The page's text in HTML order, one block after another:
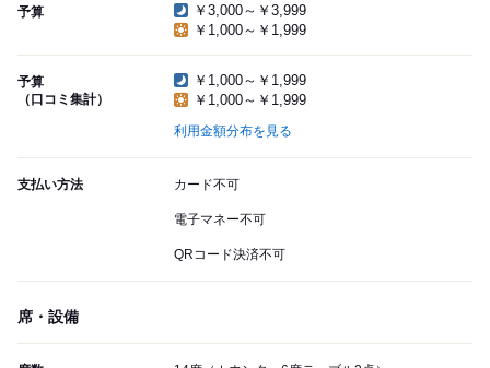
予算
￥3,000～￥3,999
￥1,000～￥1,999
予算
（口コミ集計）
￥1,000～￥1,999
￥1,000～￥1,999
利用金額分布を見る
支払い方法 カード不可
電子マネー不可
QRコード決済不可
席・設備